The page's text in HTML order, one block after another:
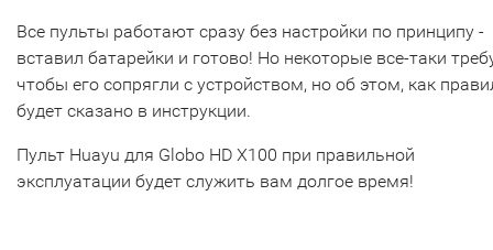
Все пульты работают сразу без настройки по принципу -
вставил батарейки и готово! Но некоторые все-таки
чтобы его сопрягли с устройством, но об этом, как
будет сказано в инструкции.
Пульт Huayu для Globo HD X100 при правильной
эксплуатации будет служить вам долгое время!